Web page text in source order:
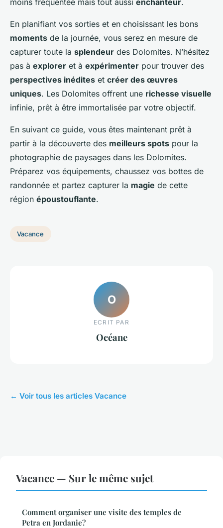
moins fréquentée mais tout aussi enchanteur.
En planifiant vos sorties et en choisissant les bons
moments de la journée, vous serez en mesure de
capturer toute la splendeur des Dolomites. N’hésitez
pas à explorer et à expérimenter pour trouver des
perspectives inédites et créer des œuvres
uniques. Les Dolomites offrent une richesse visuelle
infinie, prêt à être immortalisée par votre objectif.
En suivant ce guide, vous êtes maintenant prêt à
partir à la découverte des meilleurs spots pour la
photographie de paysages dans les Dolomites.
Préparez vos équipements, chaussez vos bottes de
randonnée et partez capturer la magie de cette
région époustouflante.
Vacance
O
ECRIT PAR
Océane
← Voir tous les articles Vacance
Vacance — Sur le même sujet
Comment organiser une visite des temples de
Petra en Jordanie?